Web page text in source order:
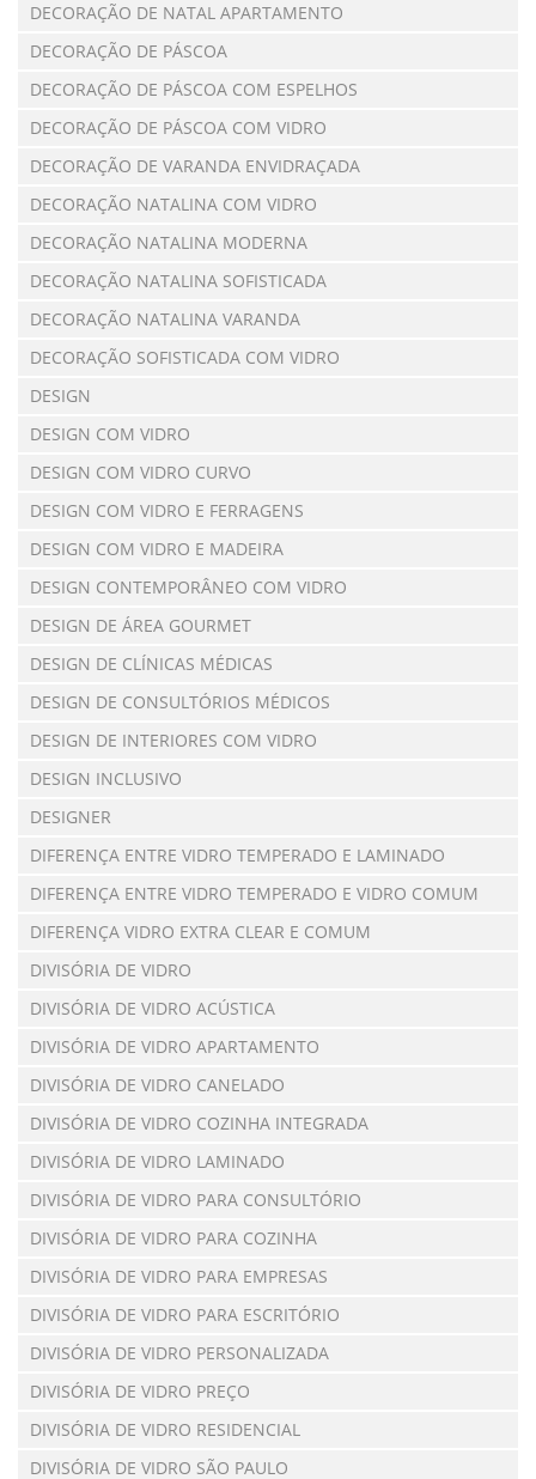
DECORAÇÃO DE NATAL APARTAMENTO
DECORAÇÃO DE PÁSCOA
DECORAÇÃO DE PÁSCOA COM ESPELHOS
DECORAÇÃO DE PÁSCOA COM VIDRO
DECORAÇÃO DE VARANDA ENVIDRAÇADA
DECORAÇÃO NATALINA COM VIDRO
DECORAÇÃO NATALINA MODERNA
DECORAÇÃO NATALINA SOFISTICADA
DECORAÇÃO NATALINA VARANDA
DECORAÇÃO SOFISTICADA COM VIDRO
DESIGN
DESIGN COM VIDRO
DESIGN COM VIDRO CURVO
DESIGN COM VIDRO E FERRAGENS
DESIGN COM VIDRO E MADEIRA
DESIGN CONTEMPORÂNEO COM VIDRO
DESIGN DE ÁREA GOURMET
DESIGN DE CLÍNICAS MÉDICAS
DESIGN DE CONSULTÓRIOS MÉDICOS
DESIGN DE INTERIORES COM VIDRO
DESIGN INCLUSIVO
DESIGNER
DIFERENÇA ENTRE VIDRO TEMPERADO E LAMINADO
DIFERENÇA ENTRE VIDRO TEMPERADO E VIDRO COMUM
DIFERENÇA VIDRO EXTRA CLEAR E COMUM
DIVISÓRIA DE VIDRO
DIVISÓRIA DE VIDRO ACÚSTICA
DIVISÓRIA DE VIDRO APARTAMENTO
DIVISÓRIA DE VIDRO CANELADO
DIVISÓRIA DE VIDRO COZINHA INTEGRADA
DIVISÓRIA DE VIDRO LAMINADO
DIVISÓRIA DE VIDRO PARA CONSULTÓRIO
DIVISÓRIA DE VIDRO PARA COZINHA
DIVISÓRIA DE VIDRO PARA EMPRESAS
DIVISÓRIA DE VIDRO PARA ESCRITÓRIO
DIVISÓRIA DE VIDRO PERSONALIZADA
DIVISÓRIA DE VIDRO PREÇO
DIVISÓRIA DE VIDRO RESIDENCIAL
DIVISÓRIA DE VIDRO SÃO PAULO